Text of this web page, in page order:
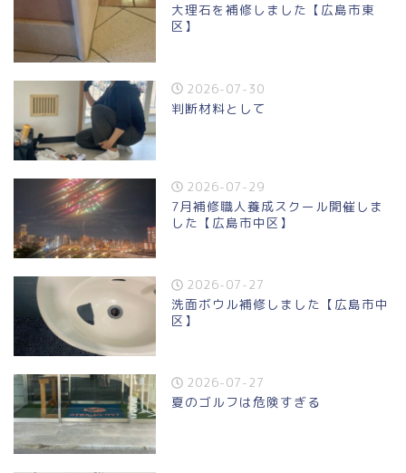
大理石を補修しました【広島市東
区】
2026-07-30
判断材料として
2026-07-29
7月補修職人養成スクール開催しま
した【広島市中区】
2026-07-27
洗面ボウル補修しました【広島市中
区】
2026-07-27
夏のゴルフは危険すぎる